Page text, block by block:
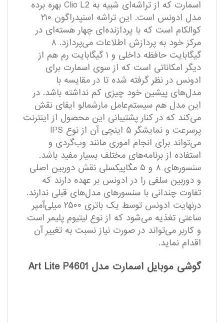
اسمارت که از تراشه‌ای شبیه به Clio L2 بهره برده
مدل ادونس است. این تراشه اسنپدراگون ۲۱۰
کوالکام است که با پردازنده‌ای چهار هسته‌ای در
مرکز خود به پردازش اطلاعات می‌پردازد. ۸
گیگابایت حافظه داخلی و ۱ گیگابایت رم هم از
دیگر امکاناتی است که از سوی اسمارت برای
ادونس در نظر گرفته شده تا در مقایسه با
مدل‌های پیشین خود چیزی کم نداشته باشد. در
این مدل هم سیستم‌عامل مارشمالو ایفای نقش
می‌کند که در کنار پشتیبانی این محصول از اینترنت
پرسرعت و نمایشگر ۵ اینچی آن از نوع IPS
می‌تواند برای انجام اموری مانند وب‌گردی و
استفاده از برنامه‌های مختلف بسیار مفید باشد.
سنسورهای ۸ و ۵ مگاپیکسلی نقش دوربین اصلی
و دوربین سلفی را در ادونس بر عهده دارند که
تفاوت چندانی با سنسورهای مدل‌های قبلی ندارند.
درنهایت ادونس توسط یک باتری ۲۵۰۰ میلی‌آمپر
ساعتی تغذیه می‌شود که از نوع لیتیوم پلیمر است
و کاربر می‌تواند در صورت نیاز نسبت به تغییر آن
اقدام نماید.
گوشی موبایل اسمارت مدل Art Lite P4601